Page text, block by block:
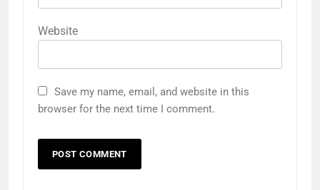
Website
Save my name, email, and website in this
browser for the next time I comment.